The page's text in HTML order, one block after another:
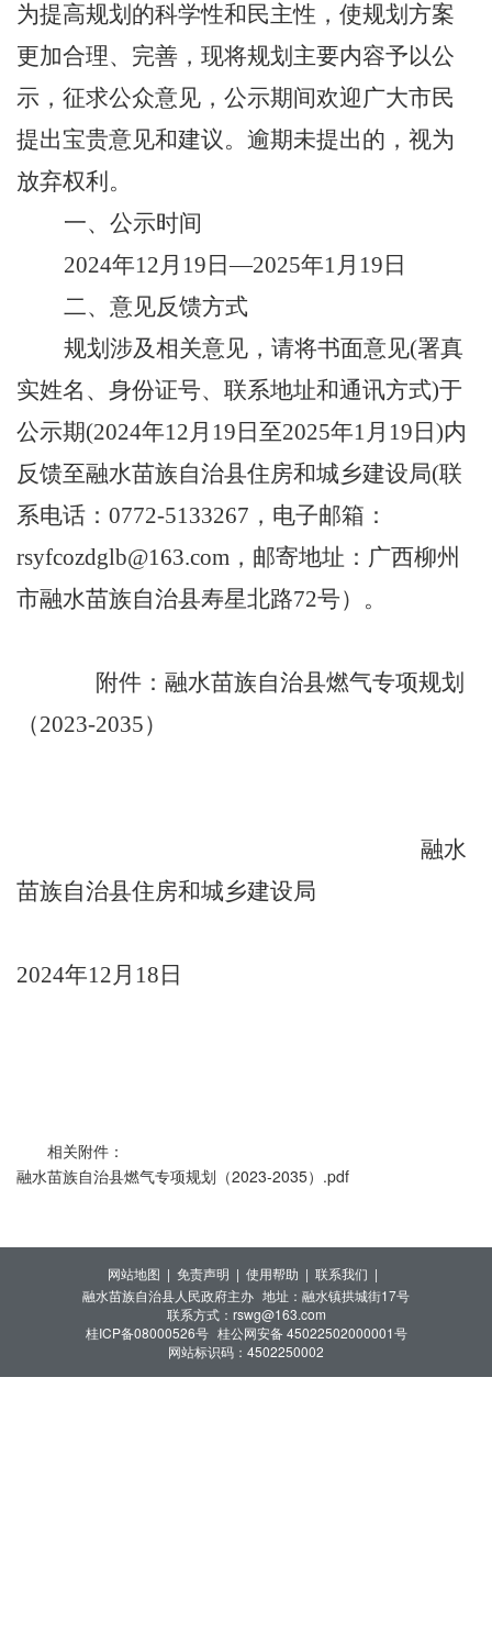
为提高规划的科学性和民主性，使规划方案
更加合理、完善，现将规划主要内容予以公
示，征求公众意见，公示期间欢迎广大市民
提出宝贵意见和建议。逾期未提出的，视为
放弃权利。
一、公示时间
2024年12月19日—2025年1月19日
二、意见反馈方式
规划涉及相关意见，请将书面意见(署真
实姓名、身份证号、联系地址和通讯方式)于
公示期(2024年12月19日至2025年1月19日)内
反馈至融水苗族自治县住房和城乡建设局(联
系电话：0772-5133267，电子邮箱：
rsyfcozdglb@163.com，邮寄地址：广西柳州
市融水苗族自治县寿星北路72号）。
附件：融水苗族自治县燃气专项规划
（2023-2035）
融水
苗族自治县住房和城乡建设局
2024年12月18日
相关附件：
融水苗族自治县燃气专项规划（2023-2035）.pdf
网站地图 | 免责声明 | 使用帮助 | 联系我们 |
融水苗族自治县人民政府主办 地址：融水镇拱城街17号
联系方式：rswg@163.com
桂ICP备08000526号 桂公网安备 45022502000001号
网站标识码：4502250002